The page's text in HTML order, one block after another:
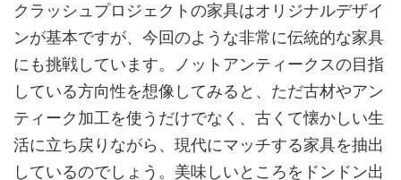
クラッシュプロジェクトの家具はオリジナルデザイ
ンが基本ですが、今回のような非常に伝統的な家具
にも挑戦しています。ノットアンティークスの目指
している方向性を想像してみると、ただ古材やアン
ティーク加工を使うだけでなく、古くて懐かしい生
活に立ち戻りながら、現代にマッチする家具を抽出
しているのでしょう。美味しいところをドンドン出